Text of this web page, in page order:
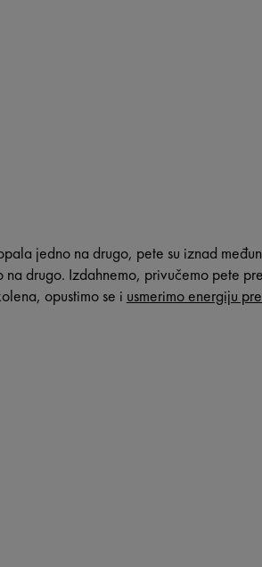
jedno na drugo, pete su iznad
drugo. Izdahnemo, privučemo pete
opustimo se i usmerimo energiju